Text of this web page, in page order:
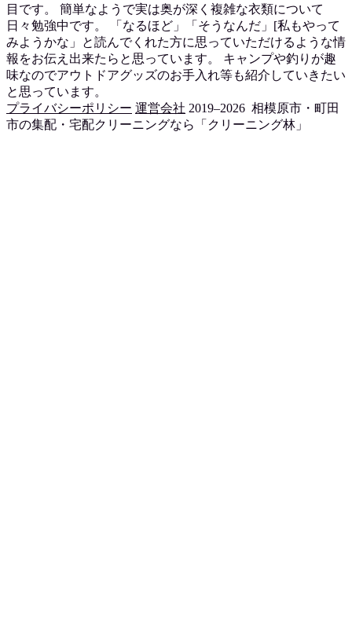
目です。 簡単なようで実は奥が深く複雑な衣類について
日々勉強中です。 「なるほど」「そうなんだ」[私もやって
みようかな」と読んでくれた方に思っていただけるような情
報をお伝え出来たらと思っています。 キャンプや釣りが趣
味なのでアウトドアグッズのお手入れ等も紹介していきたい
と思っています。
プライバシーポリシー 運営会社 2019–2026 相模原市・町田
市の集配・宅配クリーニングなら「クリーニング林」